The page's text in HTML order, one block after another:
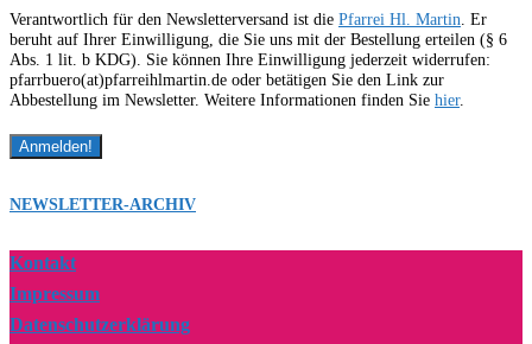
Verantwortlich für den Newsletterversand ist die Pfarrei Hl. Martin . Er
beruht auf Ihrer Einwilligung, die Sie uns mit der Bestellung erteilen (§ 6
Abs. 1 lit. b KDG). Sie können Ihre Einwilligung jederzeit widerrufen:
pfarrbuero(at)pfarreihlmartin.de oder betätigen Sie den Link zur
Abbestellung im Newsletter. Weitere Informationen finden Sie hier.
NEWSLETTER-ARCHIV
Kontakt
Impressum
Datenschutzerklärung